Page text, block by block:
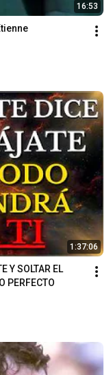
16:53
1:37:06
Y SOLTAR EL
PERFECTO